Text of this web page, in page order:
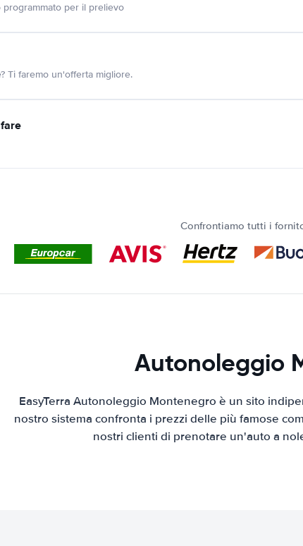
per il prelievo
Ti faremo un'offerta migliore.
Confrontiamo tutti i
Autonoleggio
EasyTerra Autonoleggio Montenegro è un sito
nostro sistema confronta i prezzi delle più famose
nostri clienti di prenotare un'auto a